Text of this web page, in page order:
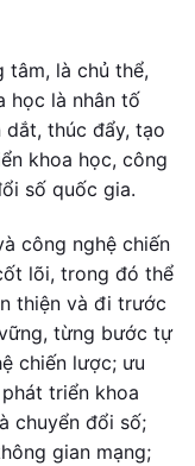
tâm, là chủ thể,
học là nhân tố
thúc đẩy, tạo
khoa học, công
số quốc gia.
công nghệ chiến
lõi, trong đó thể
thiện và đi trước
từng bước tự
chiến lược; ưu
triển khoa
chuyển đổi số;
gian mạng;